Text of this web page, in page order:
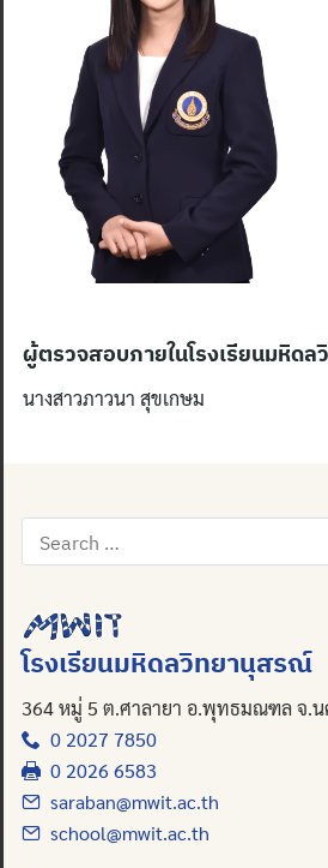
Search
ผู้ตรวจสอบภายในโรงเรียนมหิด
นางสาวภาวนา สุขเกษม
Search
for:
โรงเรียนมหิดลวิทยานุสรณ์
364 หมู่ 5 ต.ศาลายา อ.พุทธมณฑล จ.
0 2027 7850
0 2026 6583
saraban@mwit.ac.th
school@mwit.ac.th